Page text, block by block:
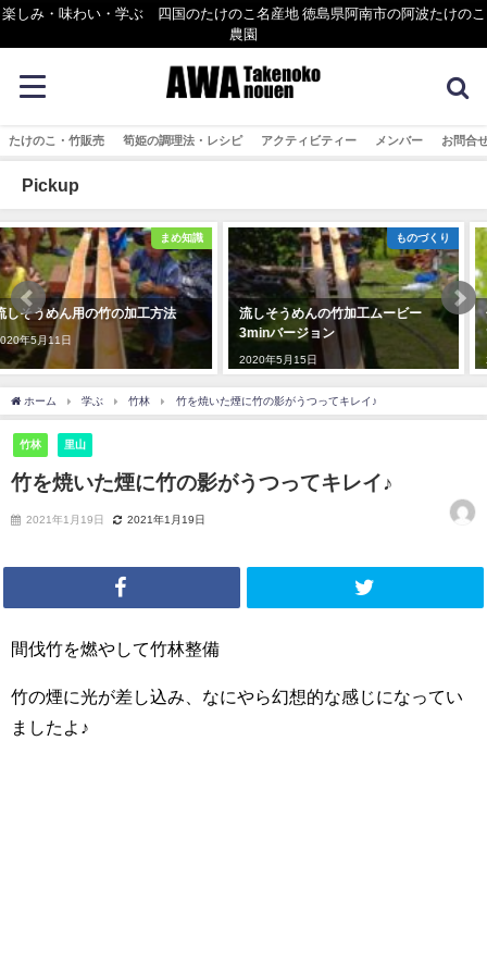
楽しみ・味わい・学ぶ 四国のたけのこ名産地 徳島県阿南市の阿波たけのこ
農園
たけのこ・竹販売 筍姫の調理法・レシピ アクティビティー メンバー お問合
Pickup
知識 ものづくり
流しそうめんの竹加工ムービー
3minバージョン
2020年5月15日
竹林への栄養補給！ 施肥（
ひ）でタケノコの育成
2020年10月27日
ホーム 学ぶ 竹林 竹を焼いた煙に竹の影がうつってキレイ♪
竹林 里山
竹を焼いた煙に竹の影がうつってキレイ♪
2021年1月19日 2021年1月19日
間伐竹を燃やして竹林整備
竹の煙に光が差し込み、なにやら幻想的な感じになってい
ましたよ♪